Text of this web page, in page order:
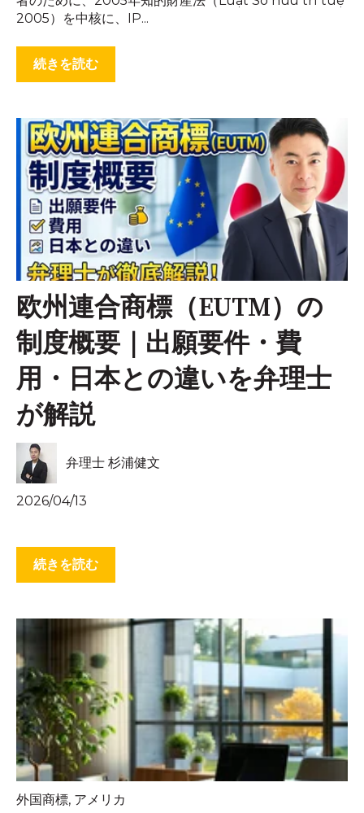
2005）を中核に、IP...
続きを読む
欧州連合商標（EUTM）の
制度概要｜出願要件・費
用・日本との違いを弁理士
が解説
弁理士 杉浦健文
2026/04/13
続きを読む
外国商標, アメリカ